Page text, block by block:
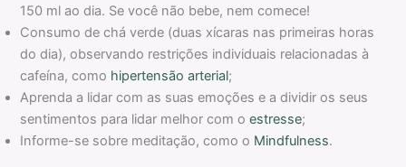
150 ml ao dia. Se você não bebe, nem comece!
Consumo de chá verde (duas xícaras nas primeiras horas
do dia), observando restrições individuais relacionadas à
cafeína, como hipertensão arterial;
Aprenda a lidar com as suas emoções e a dividir os seus
sentimentos para lidar melhor com oestresse;
Informe-se sobre meditação, como o Mindfulness.